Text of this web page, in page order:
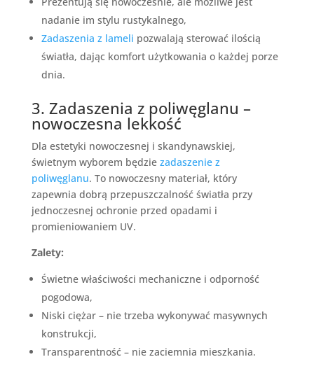
nadanie im stylu rustykalnego,
Zadaszenia z lameli pozwalają sterować ilością
światła, dając komfort użytkowania o każdej porze
dnia.
3. Zadaszenia z poliwęglanu –
nowoczesna lekkość
Dla estetyki nowoczesnej i skandynawskiej,
świetnym wyborem będzie zadaszenie z
poliwęglanu. To nowoczesny materiał, który
zapewnia dobrą przepuszczalność światła przy
jednoczesnej ochronie przed opadami i
promieniowaniem UV.
Zalety:
Świetne właściwości mechaniczne i odporność
pogodowa,
Niski ciężar – nie trzeba wykonywać masywnych
konstrukcji,
Transparentność – nie zaciemnia mieszkania.